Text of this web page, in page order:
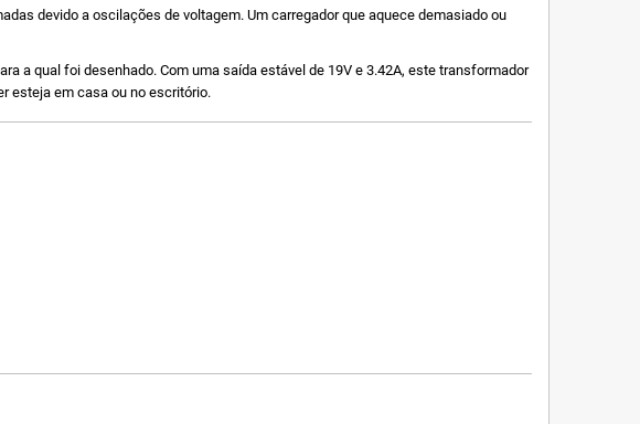
devido a oscilações de voltagem. Um carregador que aquece demasiado ou
a qual foi desenhado. Com uma saída estável de 19V e 3.42A, este transformador
esteja em casa ou no escritório.